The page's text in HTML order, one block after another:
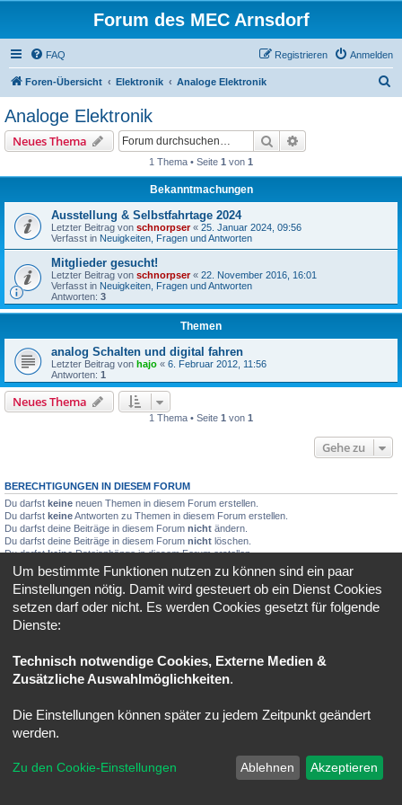
Forum des MEC Arnsdorf
FAQ Anmelden
Registrieren
Foren-Übersicht Elektronik Analoge Elektronik
Analoge Elektronik
Neues Thema Suche
1 Thema • Seite 1 von 1
Bekanntmachungen
Ausstellung & Selbstfahrtage 2024
Letzter Beitrag von schnorpser« 25. Januar 2024, 09:56
Verfasst in Neuigkeiten, Fragen und Antworten
Mitglieder gesucht!
Letzter Beitrag von schnorpser« 22. November 2016, 16:01
Verfasst in Neuigkeiten, Fragen und Antworten
Antworten: 3
Themen
analog Schalten und digital fahren
Letzter Beitrag von hajo « 6. Februar 2012, 11:56
Antworten: 1
Neues Thema
1 Thema • Seite 1 von 1
Gehe zu
BERECHTIGUNGEN IN DIESEM FORUM
Du darfst keine neuen Themen in diesem Forum erstellen.
Du darfst keineAntworten zu Themen in diesem Forum erstellen.
Du darfst deine Beiträge in diesem Forum nicht ändern.
Du darfst deine Beiträge in diesem Forum nicht löschen.
Du darfstkeineDateianhänge in diesem Forum erstellen.
Alle Zeiten sind
Powered byphpBB® Forum Software © phpBB Limited
Um bestimmte Funktionen nutzen zu können sind ein paar
Einstellungen nötig. Damit wird gesteuert ob ein Dienst Cookies
setzen darf oder nicht. Es werden Cookies gesetzt für folgende
Dienste:
Technisch notwendige Cookies, Externe Medien &
Zusätzliche Auswahlmöglichkeiten.
Die Einstellungen können später zu jedem Zeitpunkt geändert
werden.
Zu den Cookie-Einstellungen Ablehnen Akzeptieren